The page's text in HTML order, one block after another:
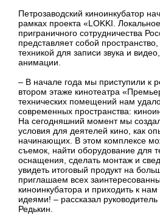
Петрозаводский киноинкубатор
рамках проекта «LOKKI.
приграничного сотрудничества
представляет собой
техникой для записи звука и
анимации.
– В начале года мы приступили к
втором этаже кинотеатра
технических помещений нам
современных пространства:
На сегодняшний момент мы
условия для деятелей кино, как
начинающих. В этом комплексе
съемок, найти оборудование для
оснащения, сделать монтаж и
увидеть итоговый продукт на
приглашаем всех
киноинкубатора и приходить к
идеями! – рассказал
Редькин.